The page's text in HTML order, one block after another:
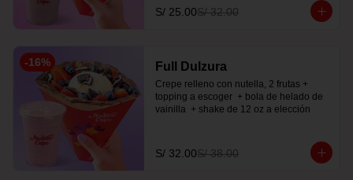
S/ 25.00S/ 32.00
-16% Full Dulzura
Crepe relleno con nutella, 2 frutas +
topping a escoger  + bola de helado de
vainilla  + shake de 12 oz a elección
S/ 32.00S/ 38.00